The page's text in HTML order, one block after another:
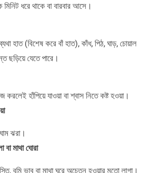
মিনিট ধরে থাকে বা বারবার আসে।
হাত (বিশেষ করে বাঁ হাত), কাঁধ, পিঠ, ঘাড়, চোয়াল
ছড়িয়ে যেতে পারে।
করলেই হাঁপিয়ে যাওয়া বা শ্বাস নিতে কষ্ট হওয়া।
ঘাম ঝরা।
বা মাথা ঘোরা
বমি ভাব বা মাথা ঘুরে অচেতন হওয়ার মতো লাগা।